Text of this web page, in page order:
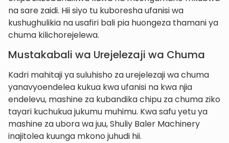
na sare zaidi. Hii siyo tu kuboresha ufanisi wa
kushughulikia na usafiri bali pia huongeza thamani ya
chuma kilichorejelewa.
Mustakabali wa Urejelezaji wa Chuma
Kadri mahitaji ya suluhisho za urejelezaji wa chuma
yanavyoendelea kukua kwa ufanisi na kwa njia
endelevu, mashine za kubandika chipu za chuma ziko
tayari kuchukua jukumu muhimu. Kwa safu yetu ya
mashine za ubora wa juu, Shuliy Baler Machinery
inajitolea kuunga mkono juhudi hii.